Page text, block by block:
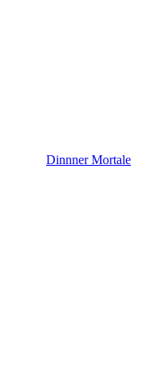
Dinnner Mortale